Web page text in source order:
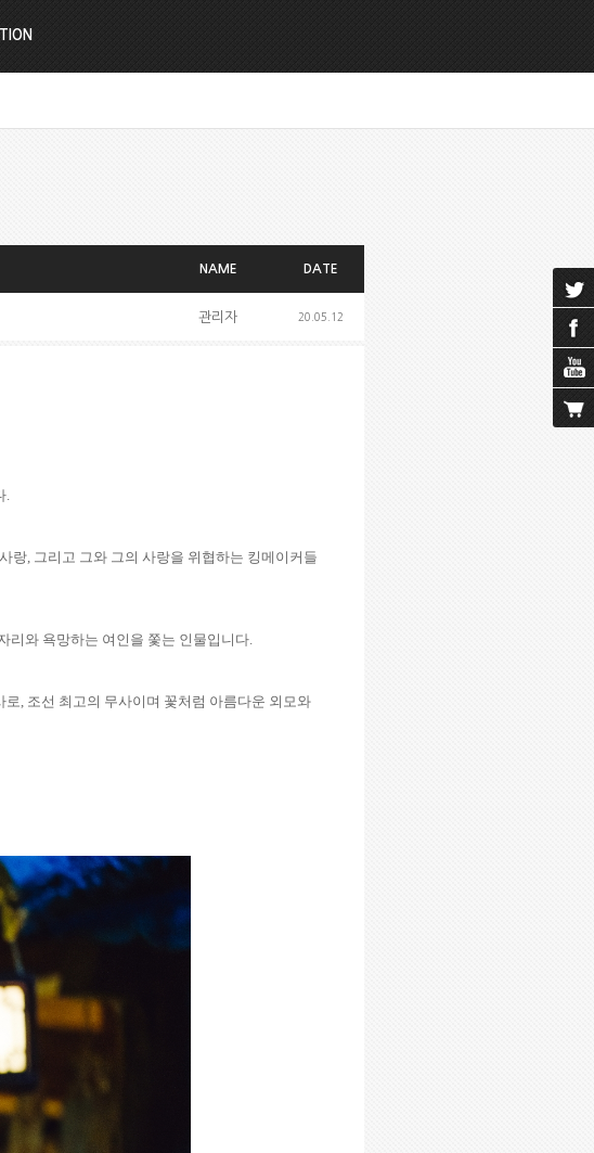
NAME DATE
관리자 20.05.12
.
랑, 그리고 그와 그의 사랑을 위협하는 킹메이커들
리와 욕망하는 여인을 쫓는 인물입니다.
로, 조선 최고의 무사이며 꽃처럼 아름다운 외모와